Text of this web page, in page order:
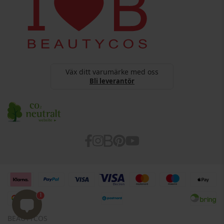
Cookies
Tillgänglighetsredogörelse
Organisationsnummer: dk34694435
Väx ditt varumärke med oss
Bli leverantör
BEAUTYCOS
1